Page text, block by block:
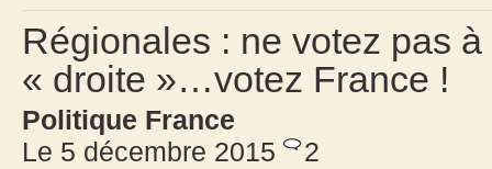
Régionales : ne votez pas
« droite »…votez France !
Politique France
Le 5 décembre 2015
2